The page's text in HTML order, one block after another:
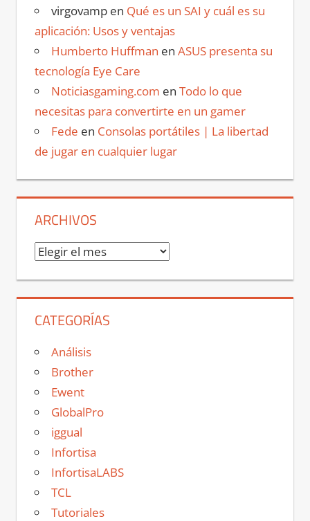
virgovampen Qué es un SAI y cuál es su
aplicación: Usos y ventajas
Humberto Huffman en ASUS presenta su
tecnología Eye Care
Noticiasgaming.com en Todo lo que
necesitas para convertirte en un gamer
Fede en Consolas portátiles | La libertad
de jugar en cualquier lugar
ARCHIVOS
Archivos
CATEGORÍAS
Análisis
Brother
Ewent
GlobalPro
iggual
Infortisa
InfortisaLABS
TCL
Tutoriales